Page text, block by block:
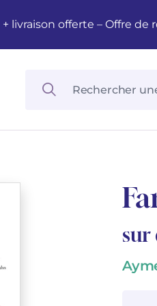
livraison offerte – Offre
sur